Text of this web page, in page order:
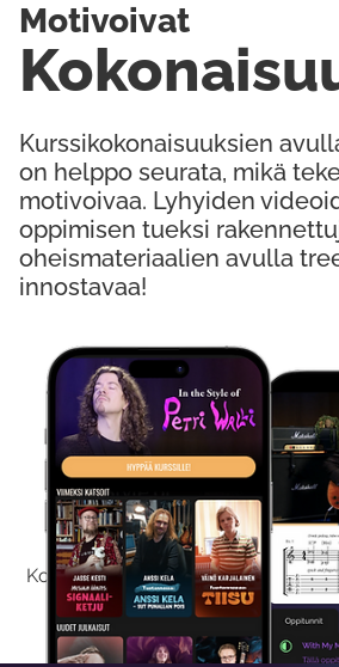
Kokeile
Kokeilemalla ilmaiseksi saat koko
viikon ajaksi.
Kurssikokonaisuuksien
on helppo seurata, mikä
motivoivaa. Lyhyiden
oppimisen tueksi
oheismateriaalien avulla
innostavaa!
Motivoivat